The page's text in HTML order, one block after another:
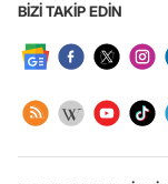
BİZİ TAKİP EDİN